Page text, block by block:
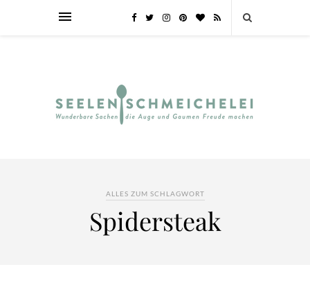
ALLES ZUM SCHLAGWORT
Spidersteak